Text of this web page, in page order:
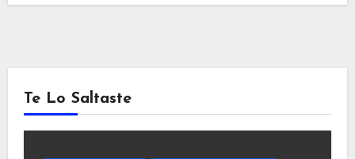
Te Lo Saltaste